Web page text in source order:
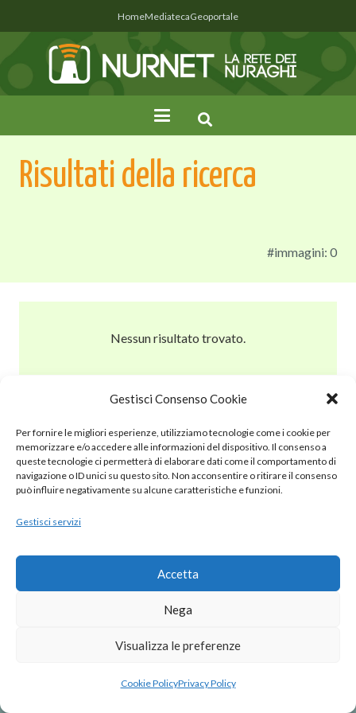
Gestisci Consenso Cookie
Per fornire le migliori esperienze, utilizziamo tecnologie come i cookie per
memorizzare e/o accedere alle informazioni del dispositivo. Il consenso a
queste tecnologie ci permetterà di elaborare dati come il comportamento di
navigazione o ID unici su questo sito. Non acconsentire o ritirare il consenso
può influire negativamente su alcune caratteristiche e funzioni.
Gestisci servizi
Accetta
Nega
Visualizza le preferenze
Cookie PolicyPrivacy Policy
HomeMediatecaGeoportale
Risultati della ricerca
#immagini: 0
Nessun risultato trovato.
antoniopalumbo.it
Cookie Policy (UE)
Privacy Policy